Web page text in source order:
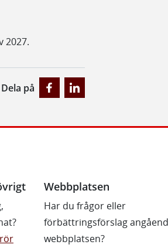
2027.
Dela på
Webbplatsen
Har du frågor eller
förbättringsförslag
webbplatsen?